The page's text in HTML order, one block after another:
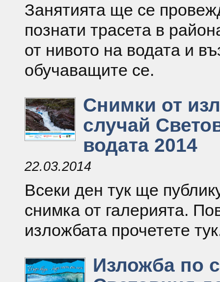
Занятията ще се
познати трасета в
от нивото на водата и
обучаващите се.
Снимки от
случай
водата 2014
22.03.2014
Всеки ден тук ще
снимка от галерията.
изложбата прочетете
Изложба по